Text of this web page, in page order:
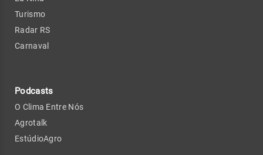
Turismo
Radar RS
Carnaval
Podcasts
O Clima Entre Nós
Agrotalk
EstúdioAgro